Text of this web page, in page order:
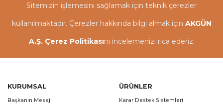
Sitemizin işlemesini sağlamak için teknik çerezler
kullanılmaktadır. Çerezler hakkında bilgi almak için AKGÜN
A.Ş. Çerez Politikasını incelemenizi rica ederiz.
KURUMSAL
Başkanın Mesajı
ÜRÜNLER
Karar Destek Sistemleri